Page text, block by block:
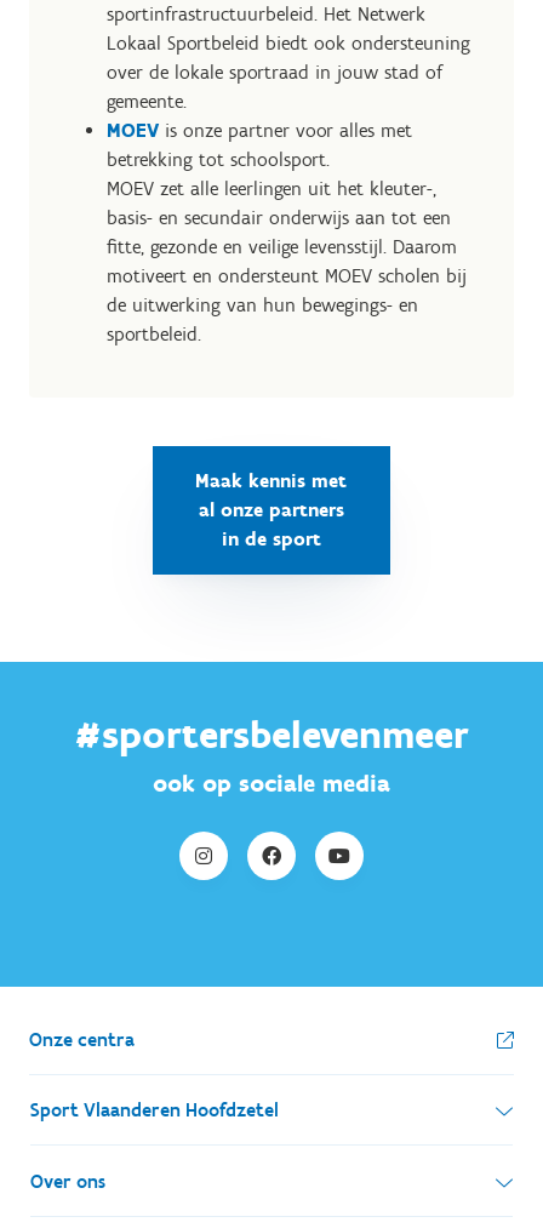
sportinfrastructuurbeleid. Het Netwerk
Lokaal Sportbeleid biedt ook ondersteuning
over de lokale sportraad in jouw stad of
gemeente.
MOEV is onze partner voor alles met
betrekking tot schoolsport.
MOEV zet alle leerlingen uit het kleuter-,
basis- en secundair onderwijs aan tot een
fitte, gezonde en veilige levensstijl. Daarom
motiveert en ondersteunt MOEV scholen bij
de uitwerking van hun bewegings- en
sportbeleid.
Maak kennis met
al onze partners
in de sport
#sportersbelevenmeer
ook op sociale media
Onze centra
Sport Vlaanderen Hoofdzetel
Simon Bolivarlaan 17
1000 Brussel
Over ons